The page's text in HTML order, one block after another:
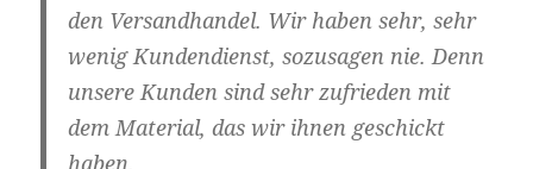
den Versandhandel. Wir haben sehr, sehr
wenig Kundendienst, sozusagen nie. Denn
unsere Kunden sind sehr zufrieden mit
dem Material, das wir ihnen geschickt
haben.